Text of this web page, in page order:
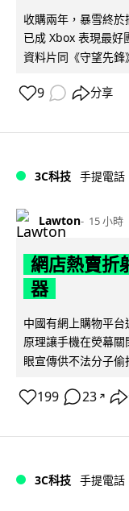
收購兩年，暴雪終
已成 Xbox 表現最好
資料片同《守望先鋒
9 分享
3C科技 手提電話
Lawton 15 小時
網店熱賣折
器
中國有網上購物平
原理讓手機在熒幕
眼宣傳供不法分子偷
199 23 ↗
3C科技 手提電話